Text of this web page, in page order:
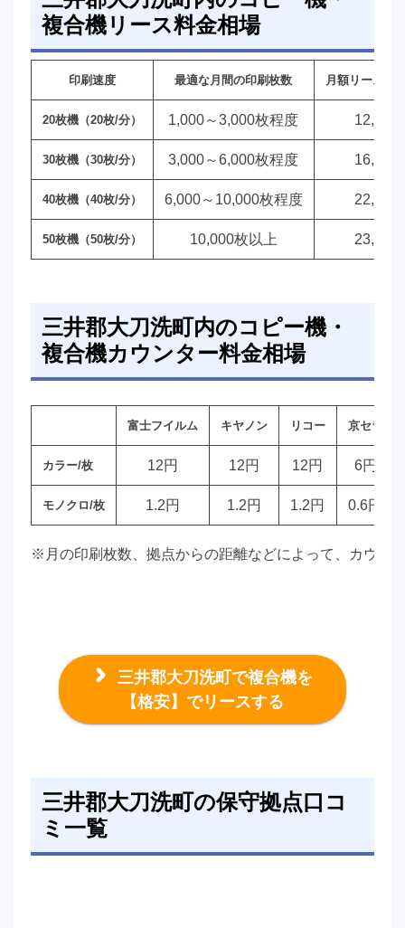
複合機リース料金相場
印刷速度 最適な月間の印刷枚数 月額リース料
20枚機（20枚/分） 1,000～3,000枚程度 12,000
30枚機（30枚/分） 3,000～6,000枚程度 16,000
40枚機（40枚/分） 6,000～10,000枚程度 22,000
50枚機（50枚/分） 10,000枚以上 23,000
三井郡大刀洗町内のコピー機・
複合機カウンター料金相場
富士フイルム キヤノン リコー 京セラ
カラー/枚 12円 12円 12円 6円
モノクロ/枚 1.2円 1.2円 1.2円 0.6円
※月の印刷枚数、拠点からの距離などによって、カウン
三井郡大刀洗町で複合機を
【格安】でリースする
三井郡大刀洗町の保守拠点口コ
ミ一覧